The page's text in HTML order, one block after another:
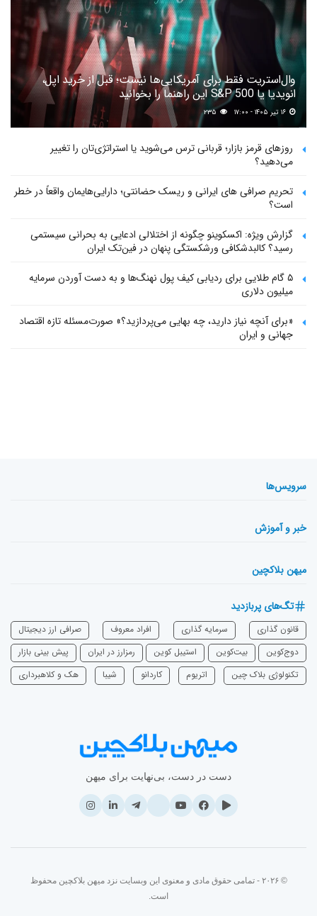
وال‌استریت فقط برای آمریکایی‌ها نیست؛ قبل از خرید اپل،
انویدیا یا S&P 500 این راهنما را بخوانید
۲۳۵
روزهای قرمز بازار؛ قربانی ترس می‌شوید یا استراتژی‌تان را تغییر
می‌دهید؟
تحریم صرافی های ایرانی و ریسک حضانتی؛ دارایی‌هایمان واقعاً در خطر
است؟
گزارش ویژه: اکسکوینو چگونه از اختلالی ادعایی به بحرانی سیستمی
رسید؟ کالبدشکافی ورشکستگی پنهان در فین‌تک ایران
۵ گام طلایی برای ردیابی کیف پول‌ نهنگ‌ها و به دست آوردن سرمایه
میلیون دلاری
«برای آنچه نیاز دارید، چه بهایی می‌پردازید؟» صورت‌مسئله تازه اقتصاد
جهانی و ایران
سرویس‌ها
خبر و آموزش
میهن بلاکچین
تگ‌های پربازدید
قانون گذاری سرمایه‌ گذاری افراد معروف
صرافی ارز دیجیتال
دوج‌کوین
بیت‌کوین استیبل کوین رمزارز در ایران
پیش بینی بازار
تکنولوژی بلاک چین
اتریوم ‌کاردانو شیبا هک و کلاهبرداری
دست در دست، بی‌نهایت برای میهن
© ۲۰۲۶ - تمامی حقوق مادی و معنوی این وبسایت نزد میهن بلاکچین محفوظ
است.